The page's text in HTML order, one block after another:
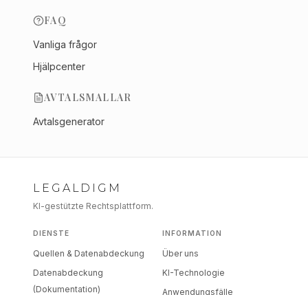
FAQ
Vanliga frågor
Hjälpcenter
AVTALSMALLAR
Avtalsgenerator
LEGALDIGM
KI-gestützte Rechtsplattform.
DIENSTE
Quellen & Datenabdeckung
Datenabdeckung
(Dokumentation)
INFORMATION
Über uns
KI-Technologie
Anwendungsfälle